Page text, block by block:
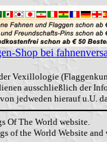
Shop bei
Vexillologie
ausschließlich der
jedweden hierauf u.U.
Of The World website.
of the World Website and